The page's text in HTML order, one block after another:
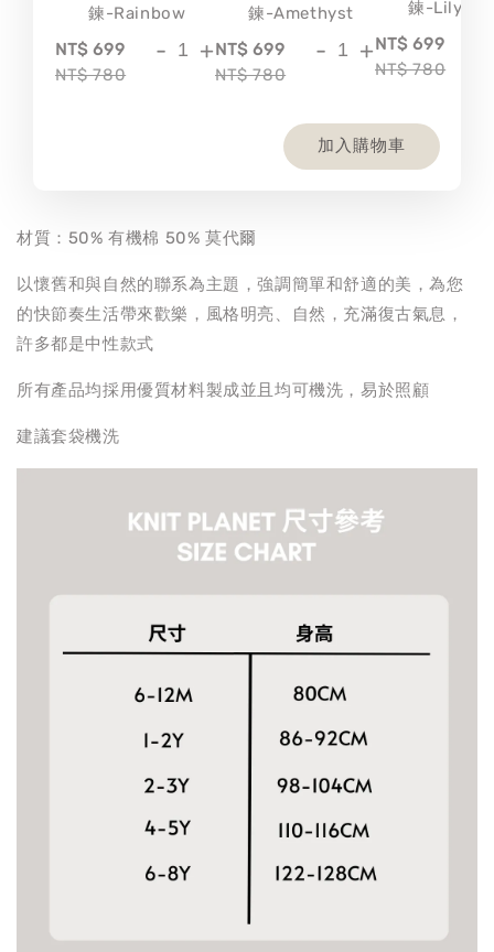
鍊-Rainbow
NT$ 699
NT$ 780
- +
鍊-Amethyst
NT$ 699
NT$ 780
- +
鍊-Lily
NT$ 699
NT$ 780
加入購物車
材質：50% 有機棉 50% 莫代爾
以懷舊和與自然的聯系為主題，強調簡單和舒適的美，為您
的快節奏生活帶來歡樂，風格明亮、自然，充滿復古氣息，
許多都是中性款式
所有產品均採用優質材料製成並且均可機洗，易於照顧
建議套袋機洗